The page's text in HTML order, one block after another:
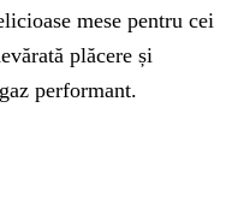
mese pentru cei
plăcere și
performant.